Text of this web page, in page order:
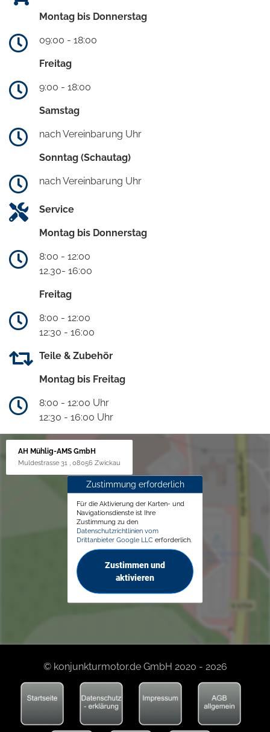
Montag bis Donnerstag
09:00 - 18:00
Freitag
9:00 - 18:00
Samstag
nach Vereinbarung Uhr
Sonntag (Schautag)
nach Vereinbarung Uhr
Service
Montag bis Donnerstag
8:00 - 12:00
12.30- 16:00
Freitag
8:00 - 12:00
12:30 - 16:00
Teile & Zubehör
Montag bis Freitag
8:00 - 12:00 Uhr
12:30 - 16:00 Uhr
AH Mühlig-AMS GmbH
Muldestrasse 31 , 08056 Zwickau
Zustimmung erforderlich
Für die Aktivierung der Karten- und
Navigationsdienste ist Ihre
Zustimmung zu den
Datenschutzrichtlinien vom
Drittanbieter Google LLC erforderlich.
Zustimmen und
aktivieren
© konjunkturmotor.de GmbH 2020 - 2026